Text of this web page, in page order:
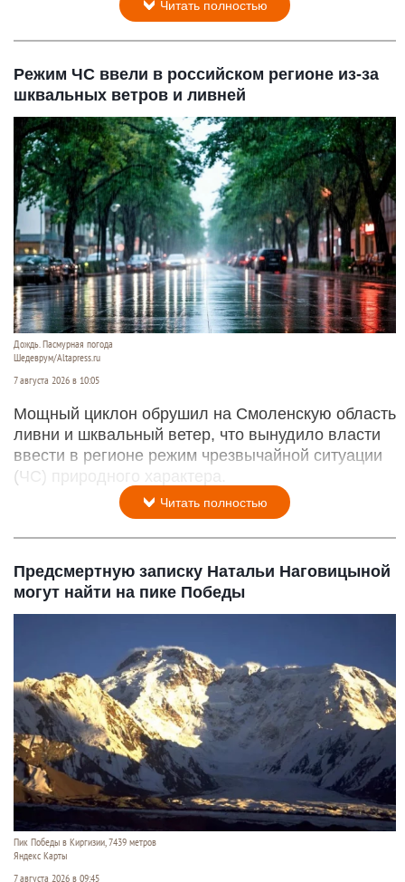
Читать полностью
Режим ЧС ввели в российском регионе из-за
шквальных ветров и ливней
Дождь. Пасмурная погода
Шедеврум/Altapress.ru
7 августа 2026 в 10:05
Мощный циклон обрушил на Смоленскую область
ливни и шквальный ветер, что вынудило власти
ввести в регионе режим чрезвычайной ситуации
(ЧС) природного характера.
Читать полностью
Предсмертную записку Натальи Наговицыной
могут найти на пике Победы
Пик Победы в Киргизии, 7439 метров
Яндекс Карты
7 августа 2026 в 09:45